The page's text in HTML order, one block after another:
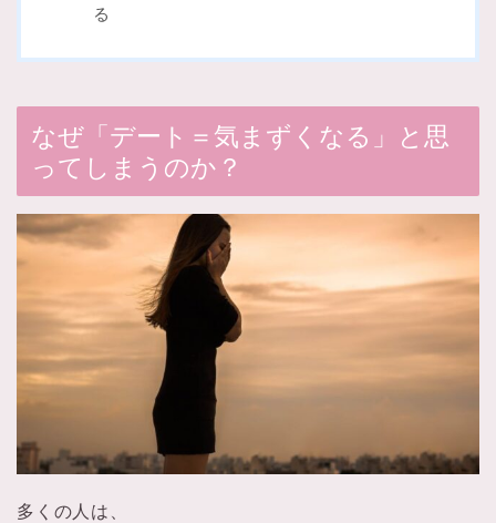
る
なぜ「デート＝気まずくなる」と思
ってしまうのか？
多くの人は、